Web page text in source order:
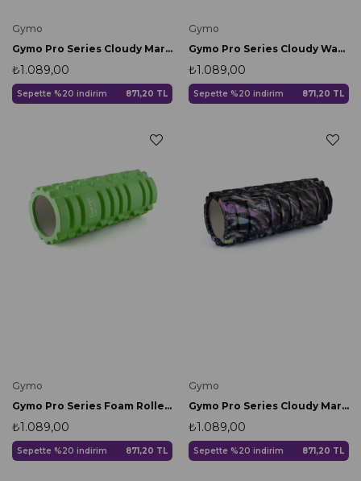
Gymo
Gymo Pro Series Cloudy Marble Foam Roller Pilates Masaj Rulosu Turuncu
₺1.089,00
Sepette %20 indirim 871,20 TL
Gymo
Gymo Pro Series Cloudy Wavy Foam Roller Pilates Masaj Rulosu Mor
₺1.089,00
Sepette %20 indirim 871,20 TL
Gymo
Gymo Pro Series Foam Roller Pilates Masaj Rulosu Yeşil
₺1.089,00
Sepette %20 indirim 871,20 TL
Gymo
Gymo Pro Series Cloudy Marble Foam Roller Pilates Masaj Rulosu Siyah
₺1.089,00
Sepette %20 indirim 871,20 TL